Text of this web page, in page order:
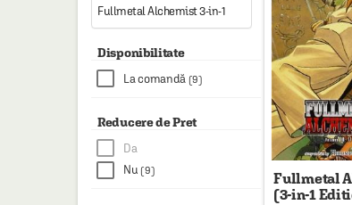
CURSURI LIMBI STRAINE
PROMOȚII ȘI SELECȚII
Fullmetal Alchemist 3-in-1
Disponibilitate
La comandă (9)
Reducere de Pret
Da
Nu (9)
Fullmetal
(3-in-1